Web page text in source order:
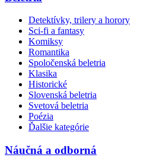
Detektívky, trilery a horory
Sci-fi a fantasy
Komiksy
Romantika
Spoločenská beletria
Klasika
Historické
Slovenská beletria
Svetová beletria
Poézia
Ďalšie kategórie
Náučná a odborná